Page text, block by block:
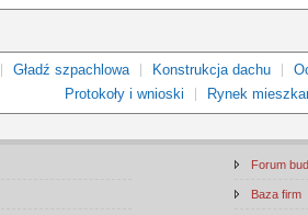
Gładź szpachlowa Konstrukcja dachu
Protokoły i wnioski
Rynek
Forum
Baza firm